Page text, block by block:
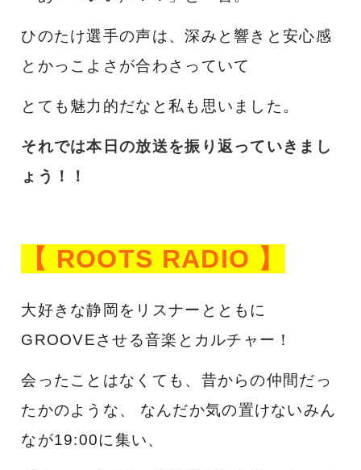
ひのたけ選手の声は、深みと響きと安心感
とかっこよさが合わさっていて
とても魅力的だなと私も思いました。
それでは本日の放送を振り返っていきまし
ょう！！
【 ROOTS RADIO 】
大好きな静岡をリスナーとともに
GROOVEさせる音楽とカルチャー！
会ったことはなくても、昔からの仲間だっ
たかのような、
なんだか気の置けないみん
なが19:00に集い、